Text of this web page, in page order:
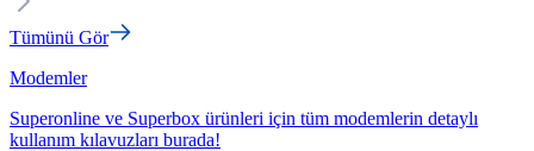
Tümünü Gör
Modemler
Superonline ve Superbox ürünleri için tüm modemlerin detaylı
kullanım kılavuzları burada!